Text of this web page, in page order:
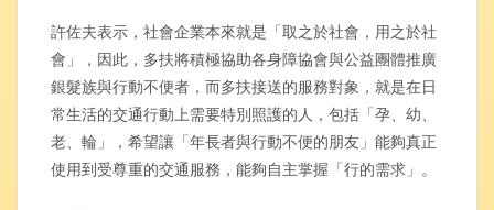
許佐夫表示，社會企業本來就是「取之於社會，用之於社
會」，因此，多扶將積極協助各身障協會與公益團體推廣
銀髮族與行動不便者，而多扶接送的服務對象，就是在日
常生活的交通行動上需要特別照護的人，包括「孕、幼、
老、輪」，希望讓「年長者與行動不便的朋友」能夠真正
使用到受尊重的交通服務，能夠自主掌握「行的需求」。